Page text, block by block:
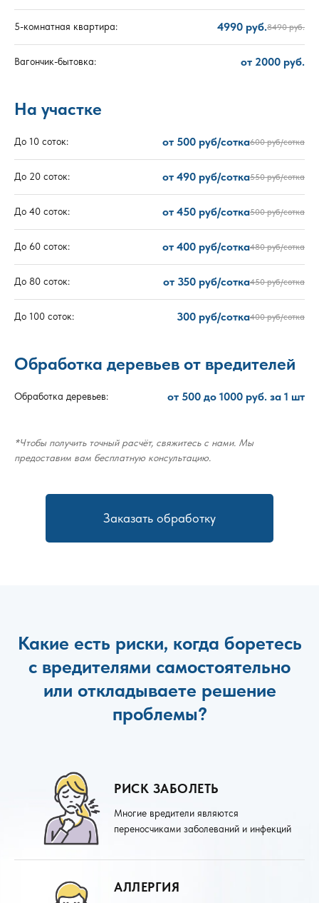
5-комнатная квартира: 4990 руб.8490 руб.
Вагончик-бытовка: от 2000 руб.
На участке
До 10 соток: от 500 руб/сотка600 руб/сотка
До 20 соток: от 490 руб/сотка550 руб/сотка
До 40 соток: от 450 руб/сотка500 руб/сотка
До 60 соток: от 400 руб/сотка480 руб/сотка
До 80 соток: от 350 руб/сотка450 руб/сотка
До 100 соток: 300 руб/сотка400 руб/сотка
Обработка деревьев от вредителей
Обработка деревьев: от 500 до 1000 руб. за 1 шт
*Чтобы получить точный расчёт, свяжитесь с нами. Мы
предоставим вам бесплатную консультацию.
Заказать обработку
Какие есть риски, когда боретесь
с вредителями самостоятельно
или откладываете решение
проблемы?
РИСК ЗАБОЛЕТЬ
Многие вредители являются
переносчиками заболеваний и инфекций
АЛЛЕРГИЯ